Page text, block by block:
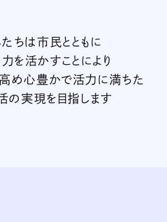
ちは市民とともに
を活かすことにより
め心豊かで活力に満ちた
の実現を目指します